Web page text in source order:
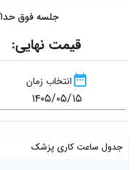
جلسه فوق
قیمت نهایی:
انتخاب زمان
جدول ساعت کاری پزشک